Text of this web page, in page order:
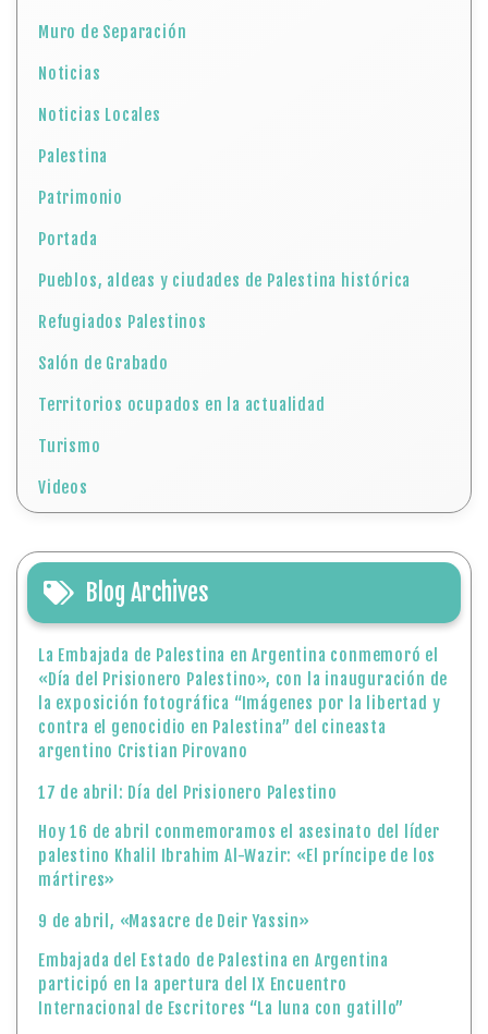
Muro de Separación
Noticias
Noticias Locales
Palestina
Patrimonio
Portada
Pueblos, aldeas y ciudades de Palestina histórica
Refugiados Palestinos
Salón de Grabado
Territorios ocupados en la actualidad
Turismo
Videos
Blog Archives
La Embajada de Palestina en Argentina conmemoró el
«Día del Prisionero Palestino», con la inauguración de
la exposición fotográfica “Imágenes por la libertad y
contra el genocidio en Palestina” del cineasta
argentino Cristian Pirovano
17 de abril: Día del Prisionero Palestino
Hoy 16 de abril conmemoramos el asesinato del líder
palestino Khalil Ibrahim Al-Wazir: «El príncipe de los
mártires»
9 de abril, «Masacre de Deir Yassin»
Embajada del Estado de Palestina en Argentina
participó en la apertura del IX Encuentro
Internacional de Escritores “La luna con gatillo”